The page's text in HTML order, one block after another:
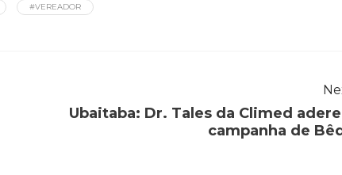
#VEREADOR
Ubaitaba: Dr. Tales da Climed
campanha de